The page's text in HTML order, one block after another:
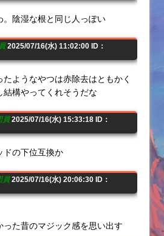
。陰湿な根と同じ人っぽい
2025/07/16(水) 11:02:00 ID：
ようなやつは赤除去はともかく
構やってくれそうだな
員2025/07/16(水) 15:33:18 ID：
ドの下位互換か
員2025/07/16(水) 20:06:30 ID：
た昔のマジック感を思い出す